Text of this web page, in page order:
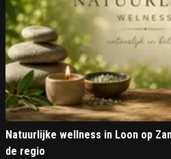
Natuurlijke wellness in Loon op
de regio